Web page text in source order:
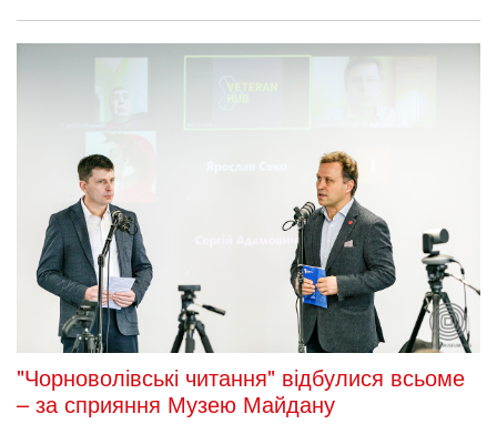
"Чорноволівські читання" відбулися всьоме
– за сприяння Музею Майдану